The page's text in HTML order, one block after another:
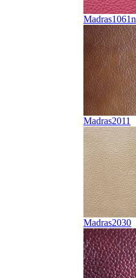
Madras1061n
Madras2011
Madras2030